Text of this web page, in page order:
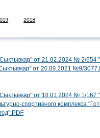
2018
от 21.02.2024 № 2/654
от 20.09.2021 №9/
от 18.01.2024 № 1/167
спортивного комплекса